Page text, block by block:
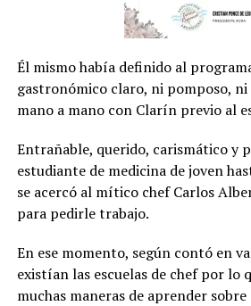
Él mismo había definido al
gastronómico claro, ni pomposo, ni
mano a mano con Clarín previo al
Entrañable, querido, carismático y
estudiante de medicina de joven
se acercó al mítico chef Carlos
para pedirle trabajo.
En ese momento, según contó en
existían las escuelas de chef por lo
muchas maneras de aprender